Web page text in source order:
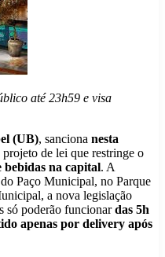
até 23h59 e visa
(UB), sanciona nesta
projeto de lei que restringe o
na capital. A
Paço Municipal, no Parque
a nova legislação
só poderão funcionardas 5h
apenas por delivery após